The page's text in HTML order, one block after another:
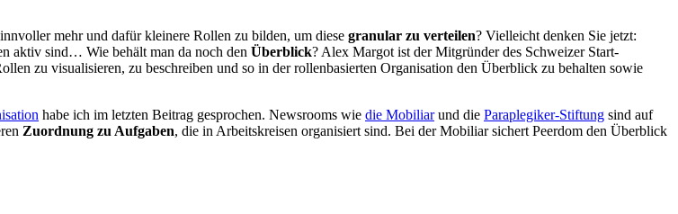
mehr und dafür kleinere Rollen zu bilden, um diese granular zu verteilen? Vielleicht denken Sie jetzt:
aktiv sind… Wie behält man da noch den Überblick? Alex Margot ist der Mitgründer des Schweizer Start-
zu visualisieren, zu beschreiben und so in der rollenbasierten Organisation den Überblick zu behalten sowie
habe ich im letzten Beitrag gesprochen. Newsrooms wie die Mobiliarund die Paraplegiker-Stiftung sind auf
Zuordnung zu Aufgaben, die in Arbeitskreisen organisiert sind. Bei der Mobiliar sichert Peerdom den Überblick